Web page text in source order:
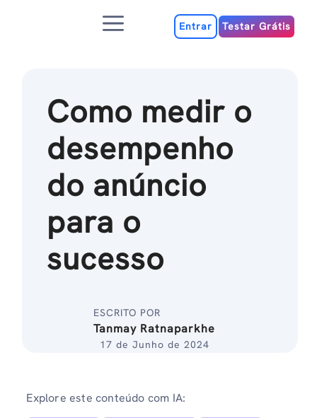
MenuEntrar Testar Grátis
Como medir o
desempenho
do anúncio
para o
sucesso
ESCRITO POR
Tanmay Ratnaparkhe
17 de Junho de 2024
Explore este conteúdo com IA: